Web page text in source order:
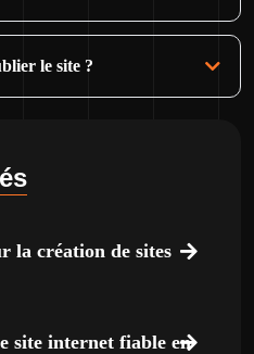
le site ?
la création de sites
site internet fiable en